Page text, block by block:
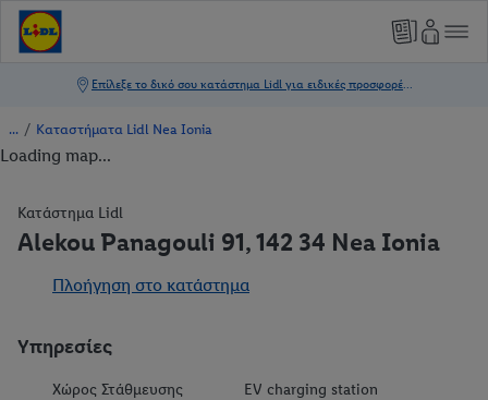
/ Καταστήματα Lidl Nea Ionia
Loading map...
Κατάστημα Lidl
Alekou Panagouli 91, 142 34 Nea Ionia
Πλοήγηση στο κατάστημα
Υπηρεσίες
Χώρος Στάθμευσης
EV charging station